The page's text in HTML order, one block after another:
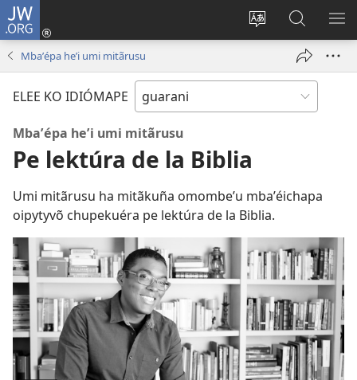
JW.ORG
Ekambia
idiómape
Emoñepyrũ
ne
una
Eheka
JW.ORG
Mbaʼépa heʼi umi mitãrusu
ELEE KO IDIÓMAPE
Mbaʼépa heʼi umi mitãrusu
Pe lektúra de la Biblia
Umi mitãrusu ha mitãkuña omombeʼu mbaʼéichapa
oipytyvõ chupekuéra pe lektúra de la Biblia.